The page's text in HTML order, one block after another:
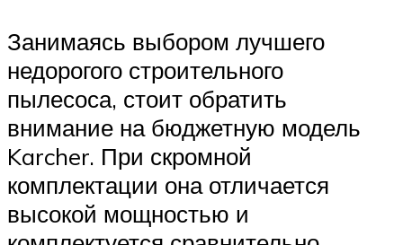
Занимаясь выбором лучшего
недорогого строительного
пылесоса, стоит обратить
внимание на бюджетную модель
Karcher. При скромной
комплектации она отличается
высокой мощностью и